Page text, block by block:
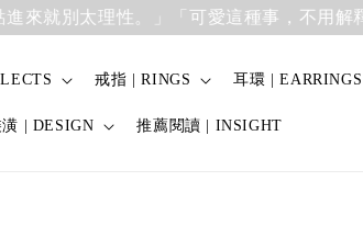
就別太理性。」「可愛這種事，不用解釋。
戒指 | RINGS 耳環 | EARRINGS
潢 | DESIGN 推薦閱讀 | INSIGHT